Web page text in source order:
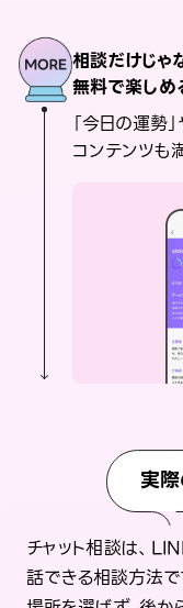
相談だけじゃ
無料で楽しめ
「今日の運勢
コンテンツも
実
チャット相談は、
話できる相談方法で